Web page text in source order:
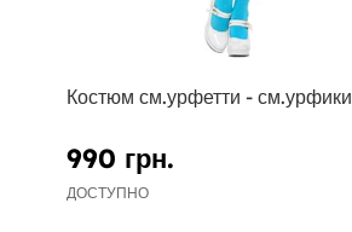
Костюм см.урфетти - см.урфики
990 грн.
ДОСТУПНО